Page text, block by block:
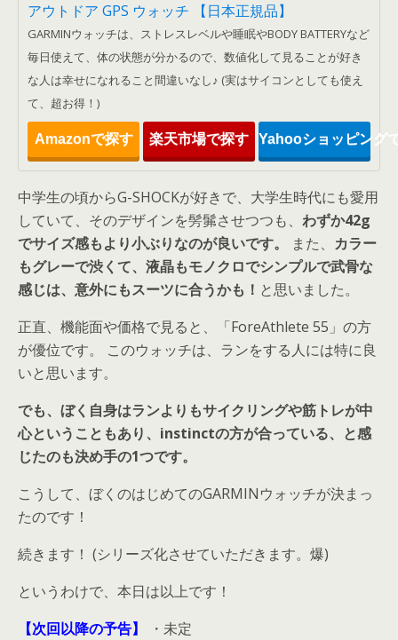
アウトドア GPS ウォッチ 【日本正規品】
GARMINウォッチは、ストレスレベルや睡眠やBODY BATTERYなど
毎日使えて、体の状態が分かるので、数値化して見ることが好き
な人は幸せになれること間違いなし♪ (実はサイコンとしても使え
て、超お得！)
Amazonで探す 楽天市場で探す Yahooショッピング
中学生の頃からG-SHOCKが好きで、大学生時代にも愛用
していて、そのデザインを髣髴させつつも、 わずか42g
でサイズ感もより小ぶりなのが良いです。
また、 カラー
もグレーで渋くて、液晶もモノクロでシンプルで武骨な
感じは、意外にもスーツに合うかも！ と思いました。
正直、機能面や価格で見ると、「ForeAthlete 55」の方
が優位です。 このウォッチは、ランをする人には特に良
いと思います。
でも、ぼく自身はランよりもサイクリングや筋トレが中
心ということもあり、instinctの方が合っている、と感
じたのも決め手の1つです。
こうして、ぼくのはじめてのGARMINウォッチが決まっ
たのです！
続きます！ (シリーズ化させていただきます。爆)
というわけで、本日は以上です！
【次回以降の予告】
・未定